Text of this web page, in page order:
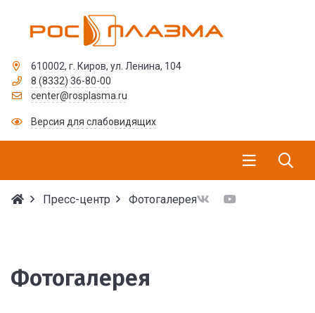
610002, г. Киров, ул. Ленина, 104
8 (8332) 36-80-00
center@rosplasma.ru
Версия для слабовидящих
Пресс-центр Фотогалерея
Фотогалерея